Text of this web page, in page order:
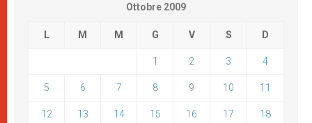
Ottobre 2009
L M M G V S D
1 2 3 4
5 6 7 8 9 10 11
12 13 14 15 16 17 18